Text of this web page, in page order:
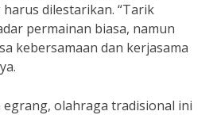
dilestarikan. “Tarik
permainan biasa, namun
kebersamaan dan kerjasama
egrang, olahraga tradisional ini